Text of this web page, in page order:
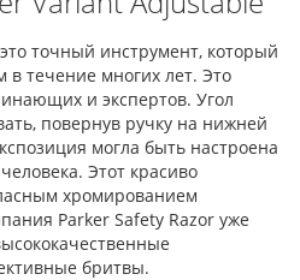
точный инструмент, который
в течение многих лет. Это
и экспертов. Угол
повернув ручку на нижней
могла быть настроена
Этот красиво
хромированием
Parker Safety Razor уже
бритвы.